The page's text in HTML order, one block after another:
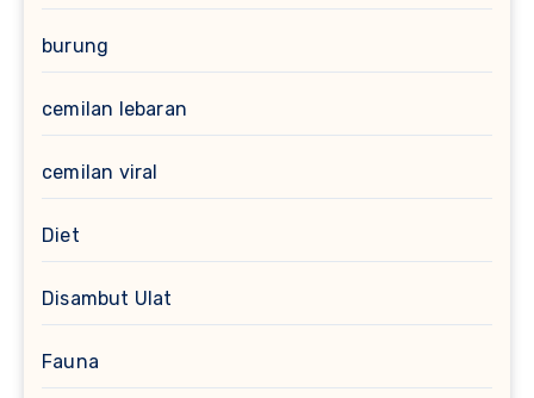
burung
cemilan lebaran
cemilan viral
Diet
Disambut Ulat
Fauna